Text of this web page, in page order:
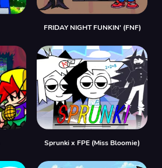
FRIDAY NIGHT FUNKIN' (FNF)
Sprunki x FPE (Miss Bloomie)